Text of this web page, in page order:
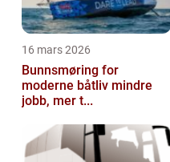
16 mars 2026
Bunnsmøring for
moderne båtliv mindre
jobb, mer t...